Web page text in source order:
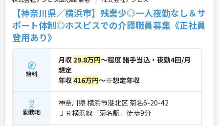
★おすすめPOINT★
＜個別ＯＪＴとチーム連携で着実に成長！＞
・入職後はお一人おひとりの習熟度に合わせた個別
のＯＪＴ研修を実施し、ｅラーニングを用いた学習
の機会も提供されます
・施設内には看護師が24時間常駐しており、急変時
の対応や専門的な医療処置は看護師が担当するため
負担が減ります
・介護スタッフと看護スタッフの比率が1対1で相談
しやすく、初任者研修や実務者研修からでも着実に
専門性を高められます
＜残業月7時間以下で身体の負担を軽減！＞
【神奈川県／横浜市】残業少◎一人夜勤なし＆サ
ポート体制◎ホスピスでの介護職員募集《正社員
登用あり》
給料
月収 29.8万円～程度 諸手当込・夜勤4回/月
想定
年収416万円～※想定年収
勤務地
神奈川県 横浜市港北区 菊名6-20-42
ＪＲ横浜線「菊名駅」徒歩9分